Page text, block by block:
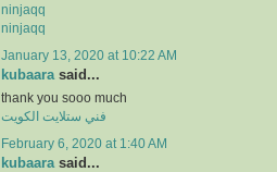
ninjaqq
ninjaqq
January 13, 2020 at 10:22 AM
kubaarasaid...
thank you sooo much
فني ستلايت الكويت
February 6, 2020 at 1:40 AM
kubaara said...